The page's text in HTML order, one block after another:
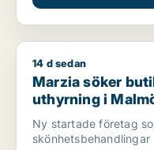
Marzia söker butik
14 d sedan
Marzia söker
uthyrning i
Limhamn/
Ny startade företag
skönhetsbehandlingar